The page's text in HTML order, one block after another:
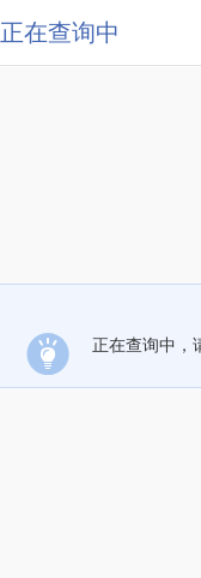
正在查询中
正在查询中，